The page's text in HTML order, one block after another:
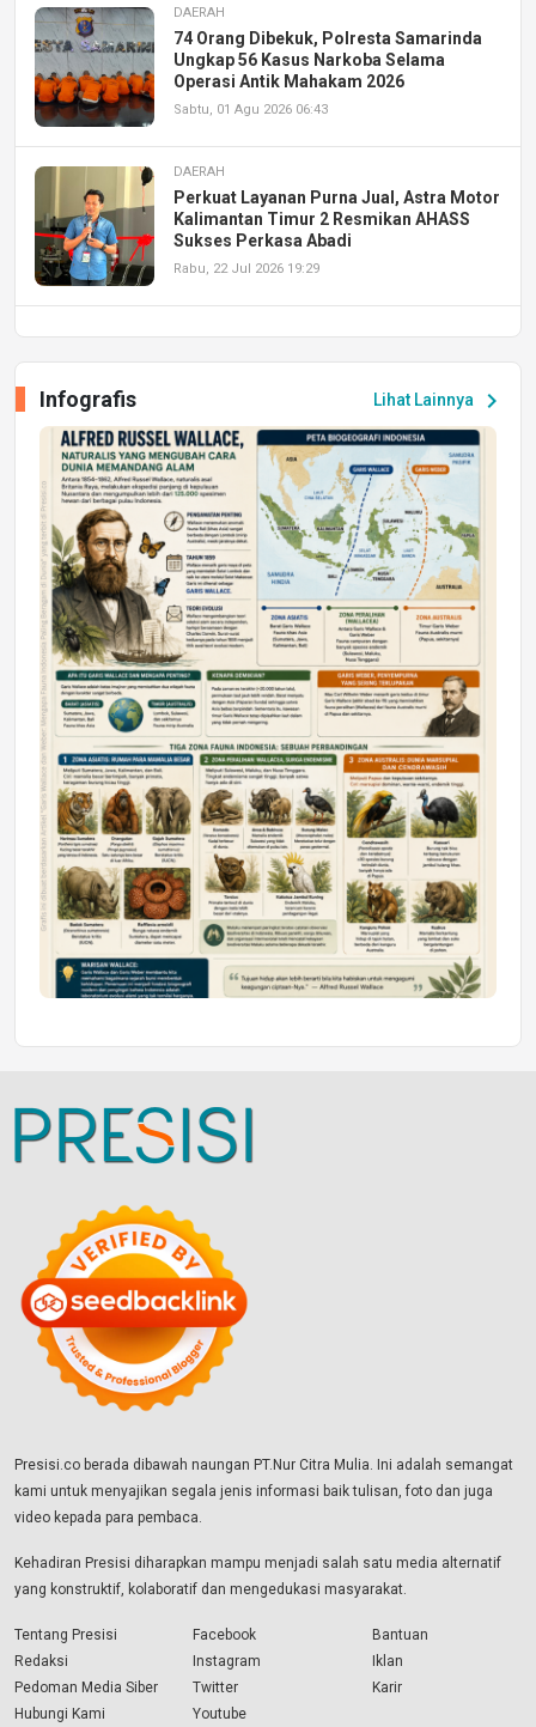
DAERAH
74 Orang Dibekuk, Polresta Samarinda
Ungkap 56 Kasus Narkoba Selama
Operasi Antik Mahakam 2026
Sabtu, 01 Agu 2026 06:43
DAERAH
Perkuat Layanan Purna Jual, Astra Motor
Kalimantan Timur 2 Resmikan AHASS
Sukses Perkasa Abadi
Rabu, 22 Jul 2026 19:29
Peluang Kerja dan Magang
Jumat, 17 Jul 2026 22:30
DAERAH
Astra Motor Kalimantan Timur 2 Dukung
Mahasiswa Samarinda dalam Astra
Honda SDGs Future Leaders 2026
Jumat, 10 Jul 2026 19:01
Lihat Lainnya chevron_right
Infografis
Presisi.co berada dibawah naungan PT.Nur Citra Mulia. Ini adalah semangat
kami untuk menyajikan segala jenis informasi baik tulisan, foto dan juga
video kepada para pembaca.
Kehadiran Presisi diharapkan mampu menjadi salah satu media alternatif
yang konstruktif, kolaboratif dan mengedukasi masyarakat.
Tentang Presisi
Redaksi
Pedoman Media Siber
Hubungi Kami
Facebook
Instagram
Twitter
Youtube
Bantuan
Iklan
Karir